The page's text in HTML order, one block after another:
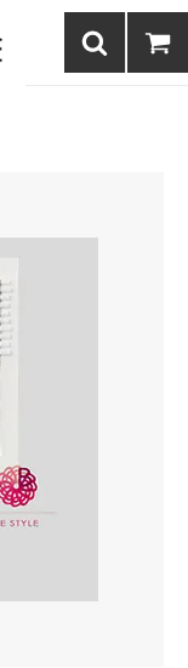
ィジュエリーなどまつ